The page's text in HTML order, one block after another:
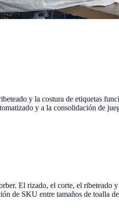
y la costura de etiquetas
y a la consolidación de
El rizado, el corte, el ribeteado
de SKU entre tamaños de toalla